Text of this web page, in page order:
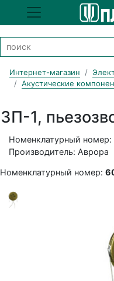
Интернет-магазин
Акустические
ЗП-1,
Номенклатурный номер:
Производитель: Аврора
Номенклатурный номер: